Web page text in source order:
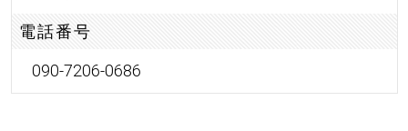
電話番号
090-7206-0686